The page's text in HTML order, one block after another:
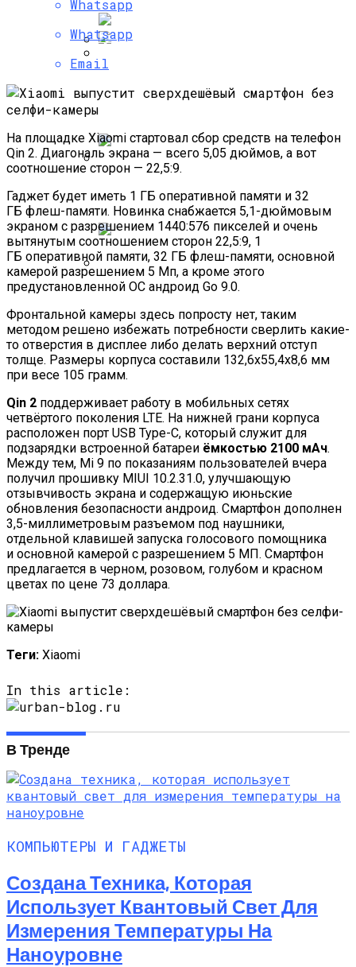
Производить Процессоры Для IPhone 7
Как Сломать IPhone При Смене Даты
Новосибирске Назвал Сервис
России Продлили До Мая 2024
Любитель Приключенческого Туризма
Карата
Whatsapp
Whatsapp
Email
На площадке Xiaomi стартовал сбор средств на телефон
Qin 2. Диагональ экрана — всего 5,05 дюймов, а вот
соотношение сторон — 22,5:9.
Гаджет будет иметь 1 ГБ оперативной памяти и 32
ГБ флеш-памяти. Новинка снабжается 5,1-дюймовым
экраном с разрешением 1440:576 пикселей и очень
вытянутым соотношением сторон 22,5:9, 1
ГБ оперативной памяти, 32 ГБ флеш-памяти, основной
камерой разрешением 5 Мп, а кроме этого
предустановленной ОС андроид Go 9.0.
Фронтальной камеры здесь попросту нет, таким
методом решено избежать потребности сверлить какие-
то отверстия в дисплее либо делать верхний отступ
толще. Размеры корпуса составили 132,6х55,4х8,6 мм
при весе 105 грамм.
Qin 2 поддерживает работу в мобильных сетях
четвёртого поколения LTE. На нижней грани корпуса
расположен порт USB Type-C, который служит для
подзарядки встроенной батареи ёмкостью 2100 мАч.
Между тем, Mi 9 по показаниям пользователей вчера
получил прошивку MIUI 10.2.31.0, улучшающую
отзывчивость экрана и содержащую июньские
обновления безопасности андроид. Смартфон дополнен
3,5-миллиметровым разъемом под наушники,
отдельной клавишей запуска голосового помощника
и основной камерой с разрешением 5 МП. Смартфон
предлагается в черном, розовом, голубом и красном
цветах по цене 73 доллара.
Теги: Хiaomi
In this article:
В Тренде
КОМПЬЮТЕРЫ И ГАДЖЕТЫ
Создана Техника, Которая
Использует Квантовый Свет Для
Измерения Температуры На
Наноуровне